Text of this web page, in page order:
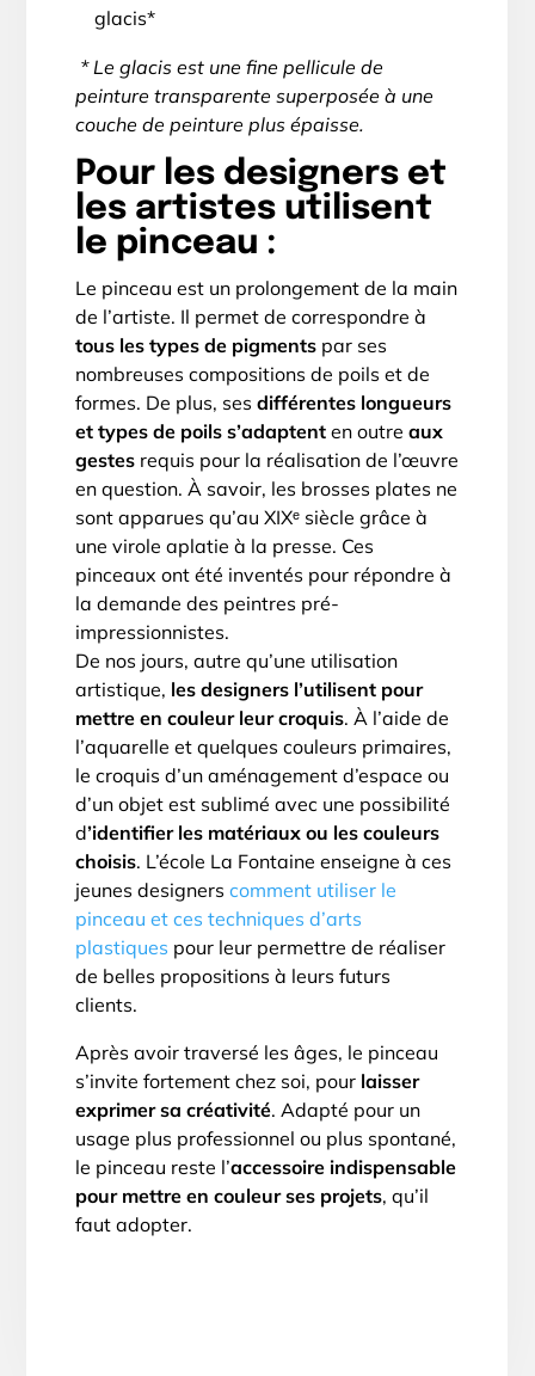
glacis*
* Le glacis est une fine pellicule de
peinture transparente superposée à une
couche de peinture plus épaisse.
Pour les designers et
les artistes utilisent
le pinceau :
Le pinceau est un prolongement de la main
de l’artiste. Il permet de correspondre à
tous les types de pigmentspar ses
nombreuses compositions de poils et de
formes. De plus, ses différentes longueurs
et types de poils s’adaptenten outre aux
gestesrequis pour la réalisation de l’œuvre
en question. À savoir, les brosses plates ne
sont apparues qu’au XIXᵉ siècle grâce à
une virole aplatie à la presse. Ces
pinceaux ont été inventés pour répondre à
la demande des peintres pré-
impressionnistes.
De nos jours, autre qu’une utilisation
artistique, les designers l’utilisent pour
mettre en couleur leur croquis. À l’aide de
l’aquarelle et quelques couleurs primaires,
le croquis d’un aménagement d’espace ou
d’un objet est sublimé avec une possibilité
d’identifier les matériaux ou les couleurs
choisis. L’école La Fontaine enseigne à ces
jeunes designers comment utiliser le
pinceau et ces techniques d’arts
plastiques pour leur permettre de réaliser
de belles propositions à leurs futurs
clients.
Après avoir traversé les âges, le pinceau
s’invite fortement chez soi, pour laisser
exprimer sa créativité. Adapté pour un
usage plus professionnel ou plus spontané,
le pinceau reste l’accessoire indispensable
pour mettre en couleur ses projets, qu’il
faut adopter.